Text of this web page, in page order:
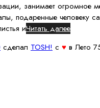
занимает огромное
подаренные
иЧитать далее
cделал TOSH! c ♥ в Лето